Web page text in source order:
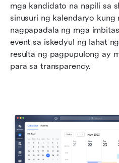
mga kandidato na napili sa
sinusuri ng kalendaryo
nagpapadala ng mga
event sa iskedyul ng lahat
resulta ng pagpupulong ay
para sa transparency.